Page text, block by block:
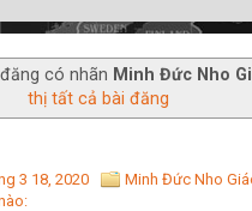
có nhãn Minh Đức Nho
thị tất cả bài đăng
3 18, 2020
Minh Đức Nho